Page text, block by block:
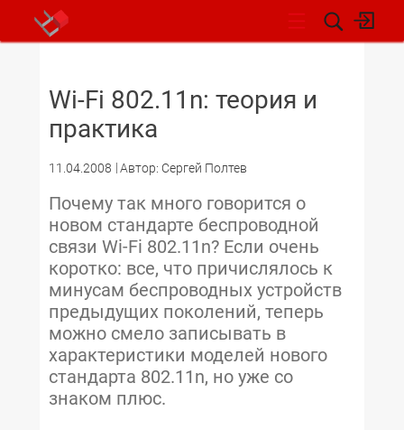
Wi-Fi 802.11n: теория и
практика
11.04.2008 Автор: Сергей Полтев
Почему так много говорится о
новом стандарте беспроводной
связи Wi-Fi 802.11n? Если очень
коротко: все, что причислялось к
минусам беспроводных устройств
предыдущих поколений, теперь
можно смело записывать в
характеристики моделей нового
стандарта 802.11n, но уже со
знаком плюс.